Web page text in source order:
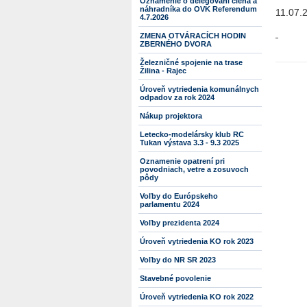
náhradníka do OVK Referendum
4.7.2026
ZMENA OTVÁRACÍCH HODIN
ZBERNÉHO DVORA
Železničné spojenie na trase
Žilina - Rajec
Úroveň vytriedenia komunálnych
odpadov za rok 2024
Nákup projektora
Letecko-modelársky klub RC
Tukan výstava 3.3 - 9.3 2025
Oznamenie opatrení pri
povodniach, vetre a zosuvoch
pôdy
Voľby do Európskeho
parlamentu 2024
Voľby prezidenta 2024
Úroveň vytriedenia KO rok 2023
Voľby do NR SR 2023
Stavebné povolenie
Úroveň vytriedenia KO rok 2022